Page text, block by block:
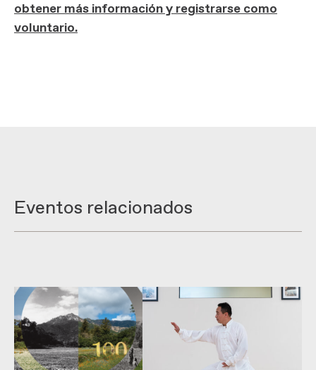
obtener más información y registrarse como
voluntario.
Eventos relacionados